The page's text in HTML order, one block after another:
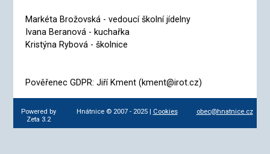
Markéta Brožovská - vedoucí školní jídelny
Ivana Beranová - kuchařka
Kristýna Rybová - školnice
Pověřenec GDPR: Jiří Kment (kment@irot.cz)
Powered by
Zeta 3.2
Hnátnice © 2007 - 2025 | Cookies obec@hnatnice.cz